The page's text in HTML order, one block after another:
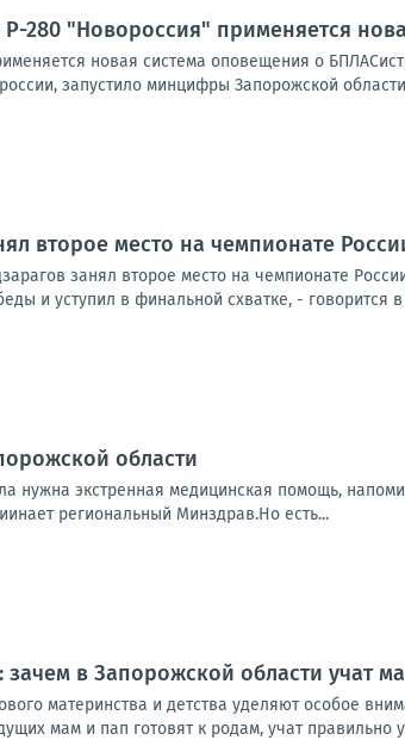
280 "Новороссия" применяется
новая система оповещения о
запустило минцифры Запорожской
второе место на чемпионате
занял второе место на чемпионате
и уступил в финальной схватке, - говорится
области
нужна экстренная медицинская помощь,
региональный Минздрав.Но есть...
зачем в Запорожской области учат
материнства и детства уделяют особое
мам и пап готовят к родам, учат